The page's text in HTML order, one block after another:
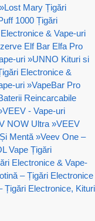
»Lost Mary Țigări
1000 Țigări
& Vape-uri
Elf Bar Elfa Pro
uri »UNNO Kituri si
Electronice &
uri »VapeBar Pro
Reincarcabile
VEEV - Vape-uri
NOW Ultra »VEEV
Mentă »Veev One –
Vape Țigări
Electronice & Vape-
– Țigări Electronice
Țigări Electronice, Kituri